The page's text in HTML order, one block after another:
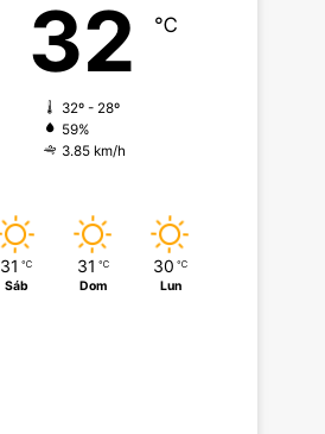
32 ℃
32º - 28º
59%
3.85 km/h
31 ℃
Sáb
31 ℃
Dom
30 ℃
Lun